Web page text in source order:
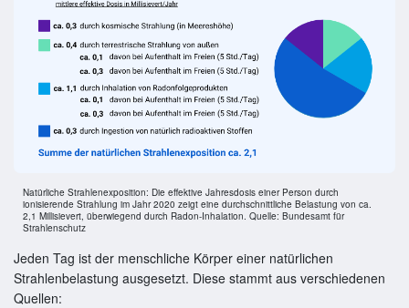
Natürliche Strahlenexposition: Die effektive Jahresdosis einer Person durch
ionisierende Strahlung im Jahr 2020 zeigt eine durchschnittliche Belastung von ca.
2,1 Millisievert, überwiegend durch Radon-Inhalation. Quelle: Bundesamt für
Strahlenschutz
Jeden Tag ist der menschliche Körper einer natürlichen
Strahlenbelastung ausgesetzt. Diese stammt aus verschiedenen
Quellen: